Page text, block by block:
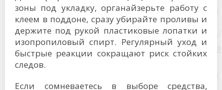
зоны под укладку, органайзерьте работу с
клеем в поддоне, сразу убирайте проливы и
держите под рукой пластиковые лопатки и
изопропиловый спирт. Регулярный уход и
быстрые реакции сокращают риск стойких
следов.
Если сомневаетесь в выборе средства,